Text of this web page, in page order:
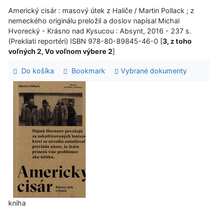
Americký cisár : masový útek z Haliče / Martin Pollack ; z
nemeckého originálu preložil a doslov napísal Michal
Hvorecký - Krásno nad Kysucou : Absynt, 2016 - 237 s.
(Prekliati reportéri) ISBN 978-80-89845-46-0 [3, z toho
voľných 2, Vo voľnom výbere 2]
Do košíka Bookmark Vybrané dokumenty
kniha